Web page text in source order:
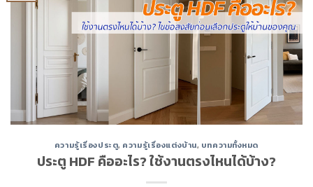
ความรู้เรื่องประตู, ความรู้เรื่องแต่งบ้าน, บทความทั้งหมด
ประตู HDF คืออะไร? ใช้งานตรงไหนได้บ้าง?